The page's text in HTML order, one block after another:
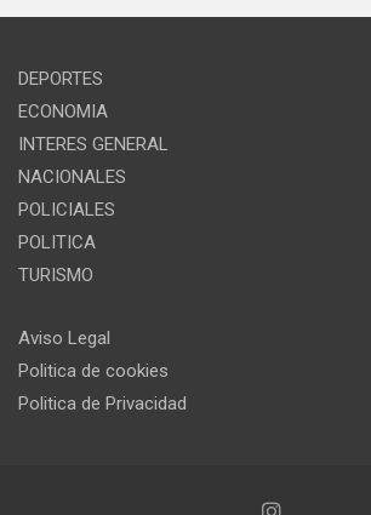
DEPORTES
ECONOMIA
INTERES GENERAL
NACIONALES
POLICIALES
POLITICA
TURISMO
Aviso Legal
Politica de cookies
Politica de Privacidad